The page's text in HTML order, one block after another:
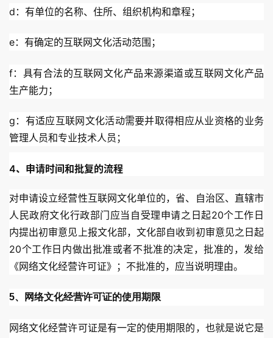
d：有单位的名称、住所、组织机构和章程；
e：有确定的互联网文化活动范围；
f：具有合法的互联网文化产品来源渠道或互联网文化产品
生产能力；
g：有适应互联网文化活动需要并取得相应从业资格的业务
管理人员和专业技术人员；
4、申请时间和批复的流程
对申请设立经营性互联网文化单位的，省、自治区、直辖市
人民政府文化行政部门应当自受理申请之日起20个工作日
内提出初审意见上报文化部，文化部自收到初审意见之日起
20个工作日内做出批准或者不批准的决定，批准的，发给
《网络文化经营许可证》；不批准的，应当说明理由。
5、网络文化经营许可证的使用期限
网络文化经营许可证是有一定的使用期限的，也就是说它是